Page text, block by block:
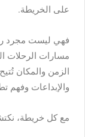
على الخريطة.
فهي ليست مجرد
مسارات الرحلات
الزمن والمكان
والإبداعات وفهم
مع كل خريطة،